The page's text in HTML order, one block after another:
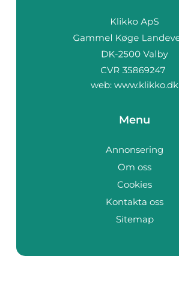
web: www.klikko.dk
Menu
Annonsering
Om oss
Cookies
Kontakta oss
Sitemap